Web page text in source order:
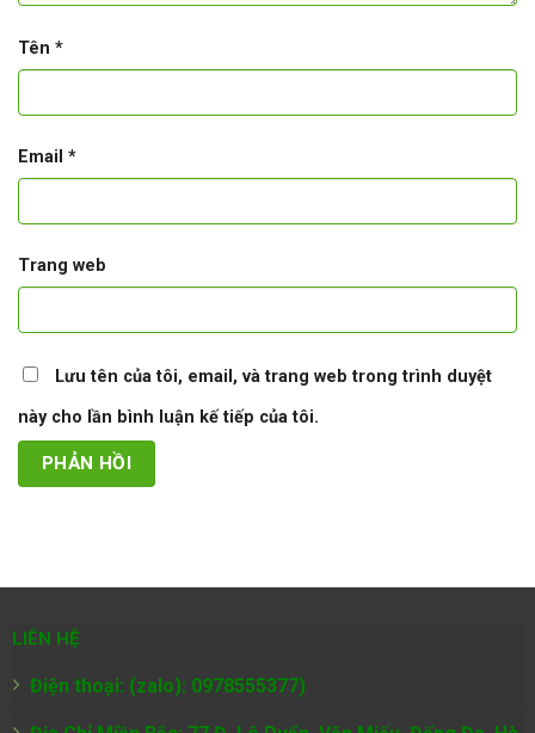
Tên *
Email *
Trang web
Lưu tên của tôi, email, và trang web trong trình duyệt
này cho lần bình luận kế tiếp của tôi.
LIÊN HỆ
Điện thoại: (zalo): 0978555377)